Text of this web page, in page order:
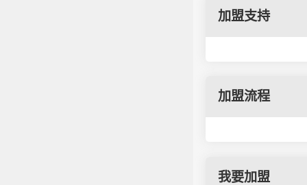
加盟支持
加盟流程
我要加盟